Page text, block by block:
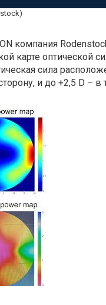
компания
карте оптической
сила
и до +2,5 D –